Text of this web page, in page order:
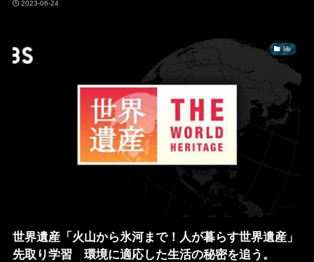
2023-06-24
life
世界遺産「火山から氷河まで！人が暮らす世界遺産」
先取り学習 環境に適応した生活の秘密を追う。